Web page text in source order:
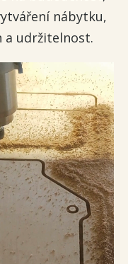
nábytku,
a udržitelnost.